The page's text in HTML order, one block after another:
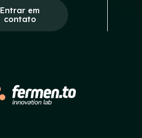
Entrar em
contato